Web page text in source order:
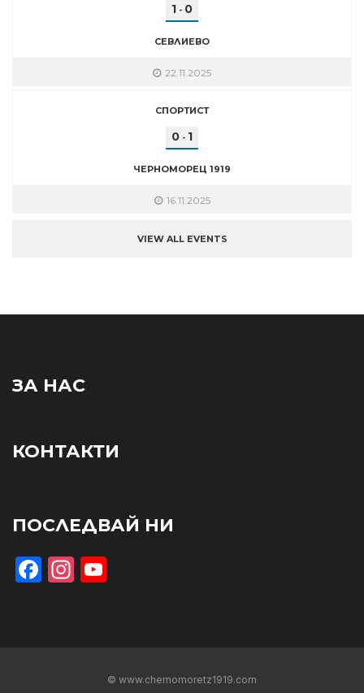
1 - 0
СЕВЛИЕВО
22.11.2025
СПОРТИСТ
0 - 1
ЧЕРНОМОРЕЦ 1919
16.11.2025
VIEW ALL EVENTS
ЗА НАС
КОНТАКТИ
ПОСЛЕДВАЙ НИ
Facebook
Instagram
© www.chernomoretz1919.com